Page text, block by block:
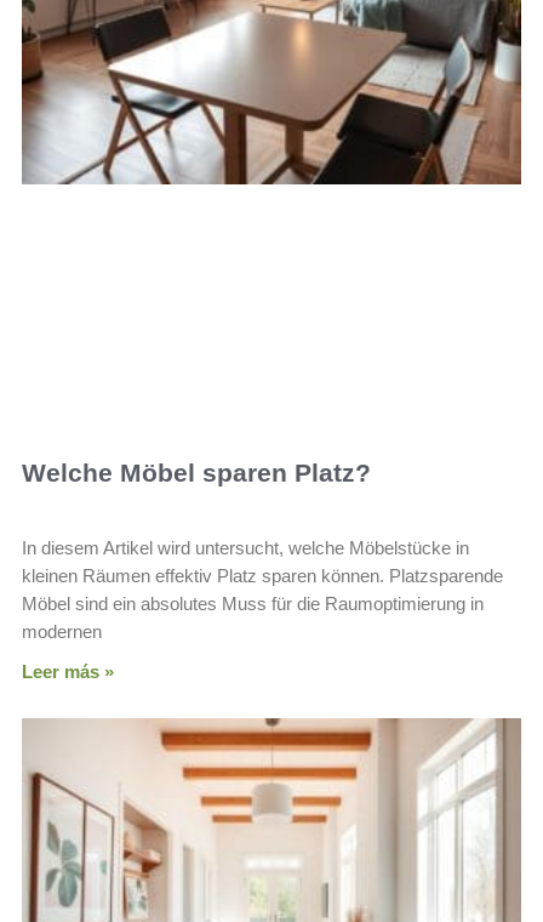
Welche Möbel sparen Platz?
In diesem Artikel wird untersucht, welche Möbelstücke in
kleinen Räumen effektiv Platz sparen können. Platzsparende
Möbel sind ein absolutes Muss für die Raumoptimierung in
modernen
Leer más »